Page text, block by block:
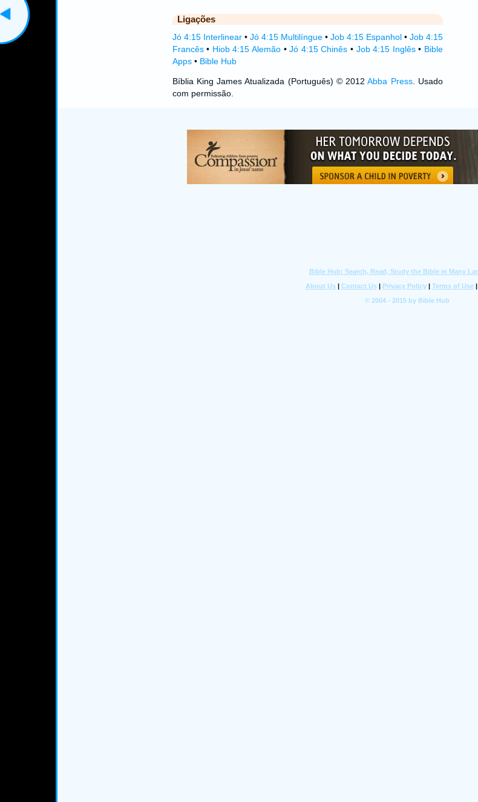
Ligações
Jó 4:15 Interlinear• Jó 4:15 Multilíngue• Job 4:15 Espanhol• Job 4:15
Francês• Hiob 4:15 Alemão•Jó 4:15 Chinês • Job 4:15 Inglês• Bible
Apps• Bible Hub
Bíblia King James Atualizada (Português) © 2012Abba Press. Usado
com permissão.